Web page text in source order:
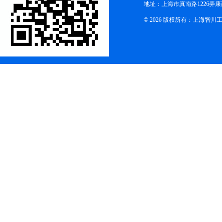
地址：上海市真南路1226弄
© 2026 版权所有：上海智川